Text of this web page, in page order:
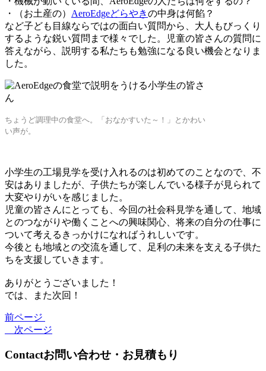
・（お土産の） AeroEdgeどらやきの中身は何餡？
など子ども目線ならではの面白い質問から、大人もびっくり
するような鋭い質問まで様々でした。児童の皆さんの質問に
答えながら、説明する私たちも勉強になる良い機会となりま
した。
ちょうど調理中の食堂へ。「おなかすいた～！」とかわい
い声が。
小学生の工場見学を受け入れるのは初めてのことなので、不
安はありましたが、子供たちが楽しんでいる様子が見られて
大変やりがいを感じました。
児童の皆さんにとっても、今回の社会科見学を通して、地域
とのつながりや働くことへの興味関心、将来の自分の仕事に
ついて考えるきっかけになればうれしいです。
今後とも地域との交流を通して、足利の未来を支える子供た
ちを支援していきます。
ありがとうございました！
では、また次回！
前ページ
次ページ
Contactお問い合わせ・お見積もり